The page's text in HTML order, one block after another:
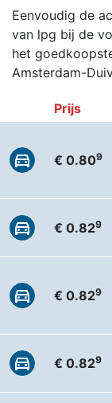
Eenvoudig de
van lpg bij de
het
Amsterdam-
Prijs
€ 0.809
€ 0.829
€ 0.829
€ 0.829